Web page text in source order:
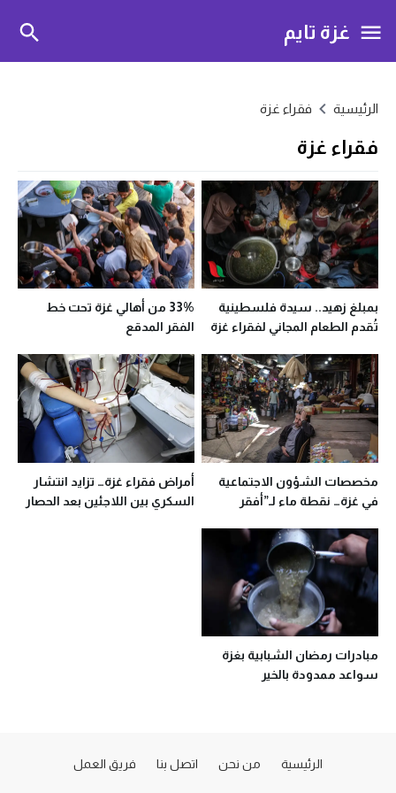
غزة تايم
الرئيسية فقراء غزة
فقراء غزة
بمبلغ زهيد.. سيدة فلسطينية
تُقدم الطعام المجاني لفقراء غزة
33% من أهالي غزة تحت خط
الفقر المدقع
مخصصات الشؤون الاجتماعية
في غزة… نقطة ماء لـ”أفقر
أمراض فقراء غزة… تزايد انتشار
السكري بين اللاجئين بعد الحصار
مبادرات رمضان الشبابية بغزة
سواعد ممدودة بالخير
الرئيسية من نحن اتصل بنا فريق العمل